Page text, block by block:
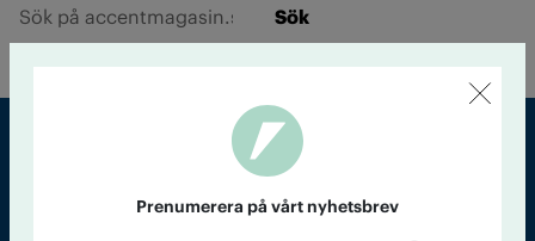
Sök
Prenumerera på vårt nyhetsbrev